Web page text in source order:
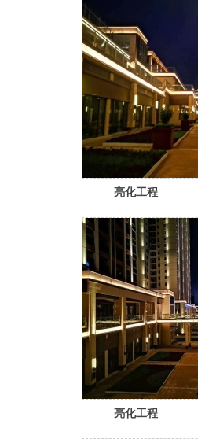
亮化工程
亮化工程